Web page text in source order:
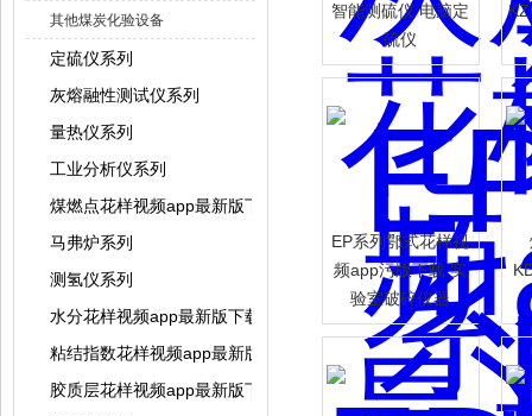
其他煤炭化验设备
定硫仪系列
灰熔融性测试仪系列
量热仪系列
工业分析仪系列
煤燃点花样视频app最新版下载
马弗炉系列
测氢仪系列
水分花样视频app最新版下载系列
粘结指数花样视频app最新版下载系列
胶质层花样视频app最新版下载系列
智能测硫仪 电脑定
硫仪
EP系列鄂式花样视
频app污版下载 实
验室破碎仪器